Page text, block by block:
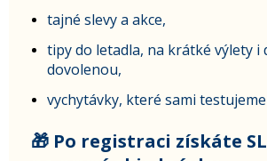
tajné slevy a akce,
tipy do letadla, na krátké výlety i
dovolenou,
vychytávky, které sami
🎁 Po registraci získáte